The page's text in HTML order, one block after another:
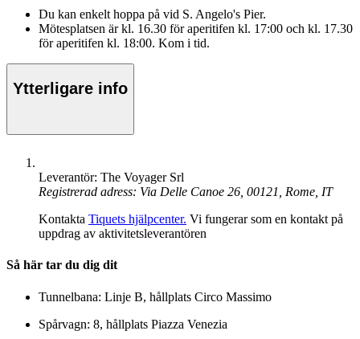
Du kan enkelt hoppa på vid S. Angelo's Pier.
Mötesplatsen är kl. 16.30 för aperitifen kl. 17:00 och kl. 17.30
för aperitifen kl. 18:00. Kom i tid.
Ytterligare info
Leverantör: The Voyager Srl
Registrerad adress: Via Delle Canoe 26, 00121, Rome, IT
Kontakta Tiquets hjälpcenter. Vi fungerar som en kontakt på
uppdrag av aktivitetsleverantören
Så här tar du dig dit
Tunnelbana: Linje B, hållplats Circo Massimo
Spårvagn: 8, hållplats Piazza Venezia